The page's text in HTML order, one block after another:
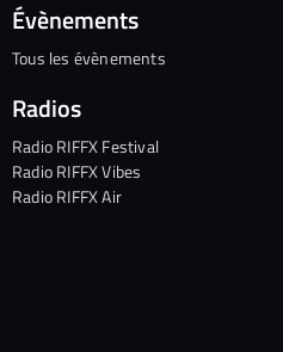
Évènements
Tous les évènements
Radios
Radio RIFFX Festival
Radio RIFFX Vibes
Radio RIFFX Air